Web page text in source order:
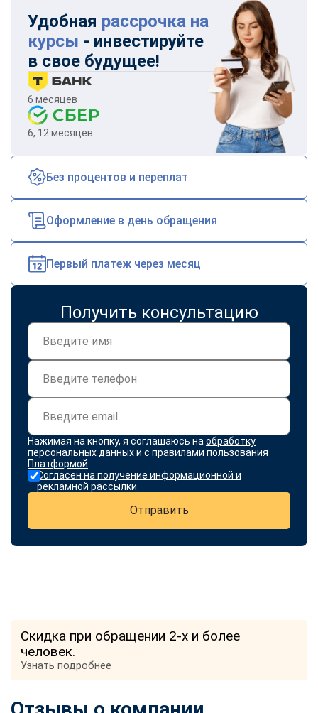
Удобная рассрочка на
курсы - инвестируйте
в свое будущее!
6 месяцев
6, 12 месяцев
Без процентов и переплат
Оформление в день обращения
Первый платеж через месяц
Получить консультацию
Нажимая на кнопку, я соглашаюсь на обработку
персональных данныхи с правилами пользования
Платформой
Согласен на получение информационной и
рекламной рассылки
Отправить
Скидка при обращении 2-х и более
человек.
Узнать подробнее